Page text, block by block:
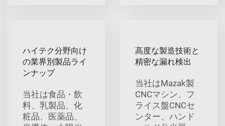
ハイテク分野向け
の業界別製品ライ
ンナップ
当社は食品・飲
料、乳製品、化
粧品、医薬品、
高度な製造技術と
精密な漏れ検出
当社はMazak製
CNCマシン、フ
ライス盤CNCセ
ンター、ハンド